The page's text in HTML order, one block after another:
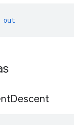
out
Descent